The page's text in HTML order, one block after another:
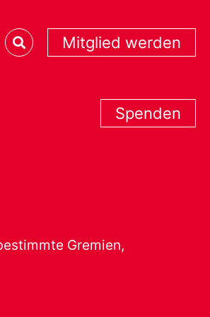
Mitglied werden
Spenden
Gremien,